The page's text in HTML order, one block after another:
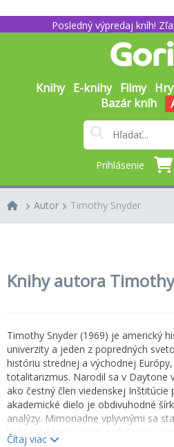
Posledný výpredaj kníh!
Knihy E-knihy Filmy Hry
Bazár kníh
Prihlásenie
Autor Timothy Snyder
Knihy autora
Timothy Snyder (1969) je americký
univerzity a jeden z popredných
históriu strednej a východnej
totalitarizmus. Narodil sa v Daytone
ako čestný člen viedenskej Inštitúcie
akademické dielo je obdivuhodné
analýzy. Mimoriadne vplyv­nými sa
historické knihy, prístupné širokej
Čítaj viac